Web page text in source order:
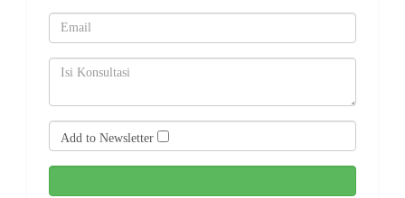
Add to Newsletter